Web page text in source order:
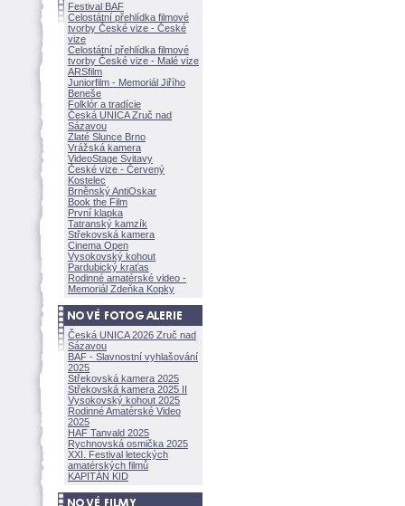
Festival BAF
Celostátní přehlídka filmové
tvorby České vize - České
vize
Celostátní přehlídka filmové
tvorby České vize - Malé vize
ARSfilm
Juniorfilm - Memoriál Jiřího
Beneše
Folklór a tradície
Česká UNICA Zruč nad
Sázavou
Zlaté Slunce Brno
Vrážská kamera
VideoStage Svitavy
České vize - Červený
Kostelec
Brněnský AntiOskar
Book the Film
První klapka
Tatranský kamzík
Střekovská kamera
Cinema Open
Vysokovský kohout
Pardubický kraťas
Rodinné amatérské video -
Memoriál Zdeňka Kopky
Česká UNICA 2026 Zruč nad
Sázavou
BAF - Slavnostní vyhlašování
2025
Střekovská kamera 2025
Střekovská kamera 2025 II
Vysokovský kohout 2025
Rodinné Amatérské Video
2025
HAF Tanvald 2025
Rychnovská osmička 2025
XXI. Festival leteckých
amatérských filmů
KAPITÁN KID